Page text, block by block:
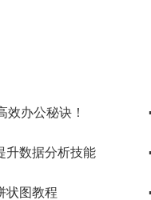
效办公秘诀！
升数据分析技能
状图教程